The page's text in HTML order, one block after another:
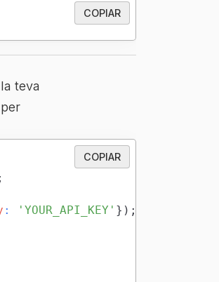
COPIAR
teva
per
COPIAR
: 'YOUR_API_KEY' } ) ;